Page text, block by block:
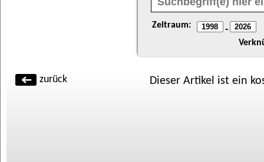
Zeitraum: -
zurück Dieser Artikel ist ein